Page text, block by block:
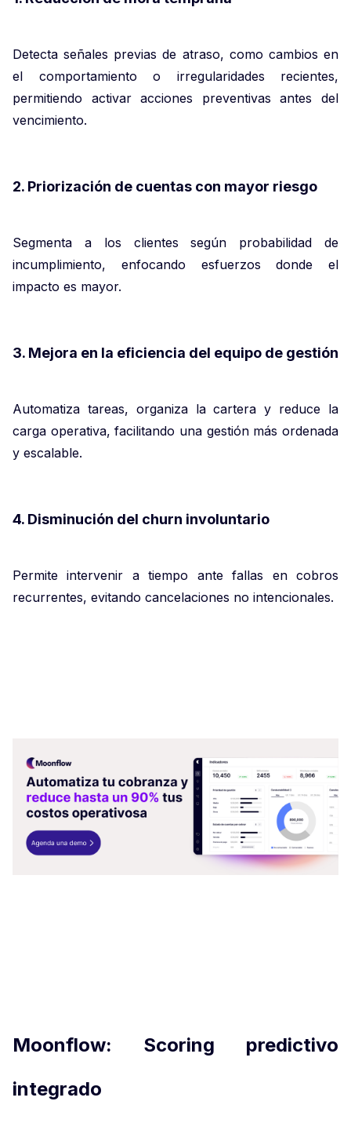
Detecta señales previas de atraso, como cambios en
el comportamiento o irregularidades recientes,
permitiendo activar acciones preventivas antes del
vencimiento.
2. Priorización de cuentas con mayor riesgo
Segmenta a los clientes según probabilidad de
incumplimiento, enfocando esfuerzos donde el
impacto es mayor.
3. Mejora en la eficiencia del equipo de gestión
Automatiza tareas, organiza la cartera y reduce la
carga operativa, facilitando una gestión más ordenada
y escalable.
4. Disminución del churn involuntario
Permite intervenir a tiempo ante fallas en cobros
recurrentes, evitando cancelaciones no intencionales.
Moonflow: Scoring predictivo
integrado